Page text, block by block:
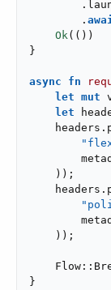
        .
Ok(())
}
async fn
let mut
let
    ));
    ));
}